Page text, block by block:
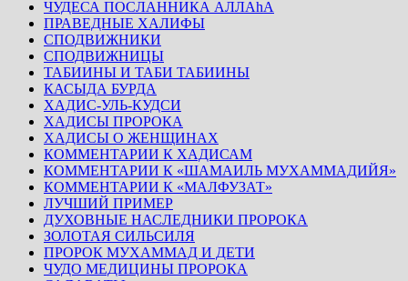
ЧУДЕСА ПОСЛАННИКА АЛЛАhА
ПРАВЕДНЫЕ ХАЛИФЫ
СПОДВИЖНИКИ
СПОДВИЖНИЦЫ
ТАБИИНЫ И ТАБИ ТАБИИНЫ
КАСЫДА БУРДА
ХАДИС-УЛЬ-КУДСИ
ХАДИСЫ ПРОРОКА
ХАДИСЫ О ЖЕНЩИНАХ
КОММЕНТАРИИ К ХАДИСАМ
КОММЕНТАРИИ К «ШАМАИЛЬ МУХАММАДИЙЯ»
КОММЕНТАРИИ К «МАЛФУЗАТ»
ЛУЧШИЙ ПРИМЕР
ДУХОВНЫЕ НАСЛЕДНИКИ ПРОРОКА
ЗОЛОТАЯ СИЛЬСИЛЯ
ПРОРОК МУХАММАД И ДЕТИ
ЧУДО МЕДИЦИНЫ ПРОРОКА